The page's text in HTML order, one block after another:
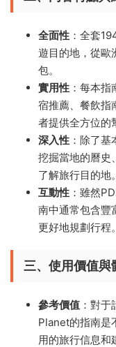
全面性 ：全套
遊目的地，從歐
包。
實用性 ：每本
宿推薦、餐飲指
者提供全方位的
深入性 ：除了
挖掘當地的曆史
了解旅行目的地。
互動性 ：雖然
南中通常包含豐
更好地規劃行程。
三、使用價值與
參考價值 ：對
Planet的指南是
用的旅行信息和